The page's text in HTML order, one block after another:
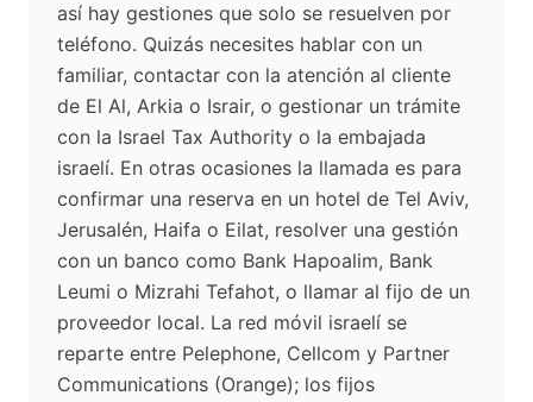
así hay gestiones que solo se resuelven por
teléfono. Quizás necesites hablar con un
familiar, contactar con la atención al cliente
de El Al, Arkia o Israir, o gestionar un trámite
con la Israel Tax Authority o la embajada
israelí. En otras ocasiones la llamada es para
confirmar una reserva en un hotel de Tel Aviv,
Jerusalén, Haifa o Eilat, resolver una gestión
con un banco como Bank Hapoalim, Bank
Leumi o Mizrahi Tefahot, o llamar al fijo de un
proveedor local. La red móvil israelí se
reparte entre Pelephone, Cellcom y Partner
Communications (Orange); los fijos